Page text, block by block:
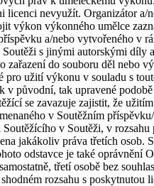
licenci nevyužít. Organizátor a/
výkon výkonného umělce
a/nebo vytvořeného v
Soutěži s jinými autorskými díly
zařazení do souboru děl nebo
pro užití výkonu v souladu s
v původní, tak upravené
se zavazuje zajistit, že
v Soutěžním
Soutěžícího v Soutěži, v rozsahu
jakákoliv práva třetích osob.
odstavce je také oprávnění
třetí osobě bez
rozsahu s poskytnutou